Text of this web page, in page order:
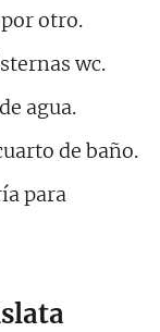
otro.
wc.
agua.
de baño.
para